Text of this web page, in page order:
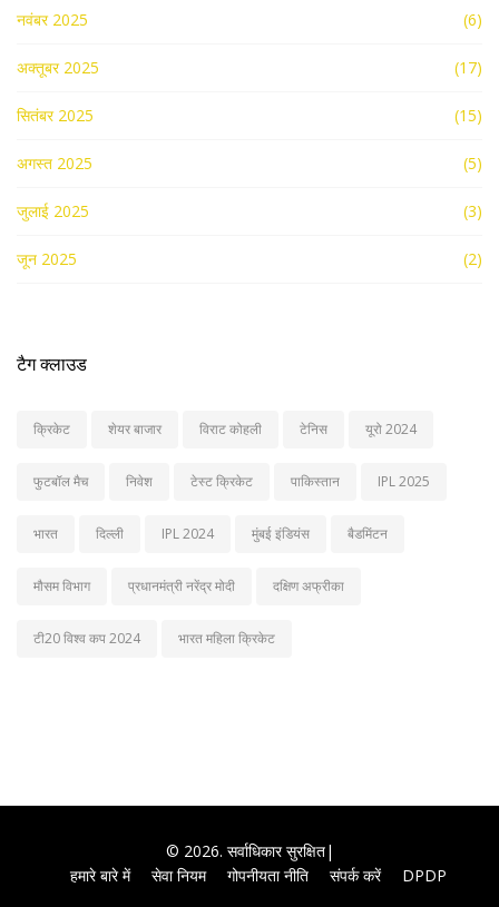
नवंबर 2025 (6)
अक्तूबर 2025 (17)
सितंबर 2025 (15)
अगस्त 2025 (5)
जुलाई 2025 (3)
जून 2025 (2)
टैग क्लाउड
क्रिकेट शेयर बाजार विराट कोहली टेनिस यूरो 2024
फुटबॉल मैच निवेश टेस्ट क्रिकेट पाकिस्तान IPL 2025
भारत दिल्ली IPL 2024 मुंबई इंडियंस बैडमिंटन
मौसम विभाग प्रधानमंत्री नरेंद्र मोदी दक्षिण अफ्रीका
टी20 विश्व कप 2024 भारत महिला क्रिकेट
© 2026. सर्वाधिकार सुरक्षित|
हमारे बारे में
सेवा नियम गोपनीयता नीति संपर्क करें DPDP